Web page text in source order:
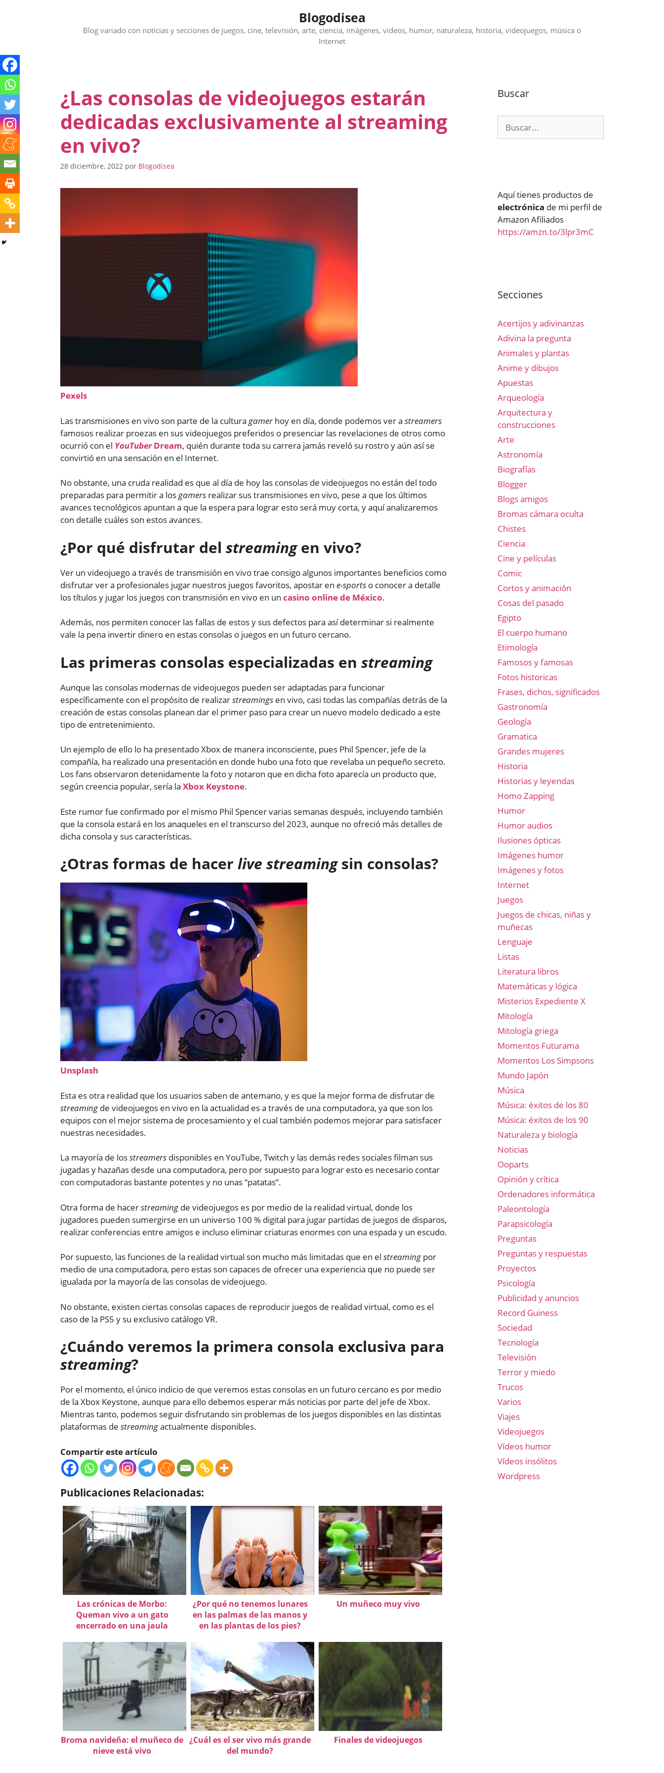
Blogodisea
Blog variado con noticias y secciones de juegos, cine, televisión, arte, ciencia, imágenes, videos, humor, naturaleza, historia, videojuegos, música o
Internet
¿Las consolas de videojuegos estarán
dedicadas exclusivamente al streaming
en vivo?
28 diciembre, 2022 por Blogodisea
Pexels
Las transmisiones en vivo son parte de la cultura gamerhoy en día, donde podemos ver a streamers
famosos realizar proezas en sus videojuegos preferidos o presenciar las revelaciones de otros como
ocurrió con el YouTuberDream, quién durante toda su carrera jamás reveló su rostro y aún así se
convirtió en una sensación en el Internet.
No obstante, una cruda realidad es que al día de hoy las consolas de videojuegos no están del todo
preparadas para permitir a losgamers realizar sus transmisiones en vivo, pese a que los últimos
avances tecnológicos apuntan a que la espera para lograr esto será muy corta, y aquí analizaremos
con detalle cuáles son estos avances.
¿Por qué disfrutar del streamingen vivo?
Ver un videojuego a través de transmisión en vivo trae consigo algunos importantes beneficios como
disfrutar ver a profesionales jugar nuestros juegos favoritos, apostar en e-sports o conocer a detalle
los títulos y jugar los juegos con transmisión en vivo en un casino online de México.
Además, nos permiten conocer las fallas de estos y sus defectos para así determinar si realmente
vale la pena invertir dinero en estas consolas o juegos en un futuro cercano.
Las primeras consolas especializadas en streaming
Aunque las consolas modernas de videojuegos pueden ser adaptadas para funcionar
específicamente con el propósito de realizarstreamings en vivo, casi todas las compañías detrás de la
creación de estas consolas planean dar el primer paso para crear un nuevo modelo dedicado a este
tipo de entretenimiento.
Un ejemplo de ello lo ha presentado Xbox de manera inconsciente, pues Phil Spencer, jefe de la
compañía, ha realizado una presentación en donde hubo una foto que revelaba un pequeño secreto.
Los fans observaron detenidamente la foto y notaron que en dicha foto aparecía un producto que,
según creencia popular, sería la Xbox Keystone.
Este rumor fue confirmado por el mismo Phil Spencer varias semanas después, incluyendo también
que la consola estará en los anaqueles en el transcurso del 2023, aunque no ofreció más detalles de
dicha consola y sus características.
¿Otras formas de hacer live streamingsin consolas?
Unsplash
Esta es otra realidad que los usuarios saben de antemano, y es que la mejor forma de disfrutar de
streaming de videojuegos en vivo en la actualidad es a través de una computadora, ya que son los
equipos con el mejor sistema de procesamiento y el cual también podemos mejorar para satisfacer
nuestras necesidades.
La mayoría de losstreamers disponibles en YouTube, Twitch y las demás redes sociales filman sus
jugadas y hazañas desde una computadora, pero por supuesto para lograr esto es necesario contar
con computadoras bastante potentes y no unas “patatas”.
Otra forma de hacerstreaming de videojuegos es por medio de la realidad virtual, donde los
jugadores pueden sumergirse en un universo 100 % digital para jugar partidas de juegos de disparos,
realizar conferencias entre amigos e incluso eliminar criaturas enormes con una espada y un escudo.
Por supuesto, las funciones de la realidad virtual son mucho más limitadas que en el streaming por
medio de una computadora, pero estas son capaces de ofrecer una experiencia que no puede ser
igualada por la mayoría de las consolas de videojuego.
No obstante, existen ciertas consolas capaces de reproducir juegos de realidad virtual, como es el
caso de la PS5 y su exclusivo catálogo VR.
¿Cuándo veremos la primera consola exclusiva para
streaming?
Por el momento, el único indicio de que veremos estas consolas en un futuro cercano es por medio
de la Xbox Keystone, aunque para ello debemos esperar más noticias por parte del jefe de Xbox.
Mientras tanto, podemos seguir disfrutando sin problemas de los juegos disponibles en las distintas
plataformas de streamingactualmente disponibles.
Compartir este artículo
Publicaciones Relacionadas:
Las crónicas de Morbo:
Queman vivo a un gato
encerrado en una jaula
¿Por qué no tenemos lunares
en las palmas de las manos y
en las plantas de los pies?
Un muñeco muy vivo
Broma navideña: el muñeco de
nieve está vivo
¿Cuál es el ser vivo más grande
del mundo?
Finales de videojuegos
Buscar
Aquí tienes productos de
electrónica de mi perfil de
Amazon Afiliados
https://amzn.to/3lpr3mC
Secciones
Acertijos y adivinanzas
Adivina la pregunta
Animales y plantas
Anime y dibujos
Apuestas
Arqueología
Arquitectura y
construcciones
Arte
Astronomía
Biografías
Blogger
Blogs amigos
Bromas cámara oculta
Chistes
Ciencia
Cine y películas
Comic
Cortos y animación
Cosas del pasado
Egipto
El cuerpo humano
Etimología
Famosos y famosas
Fotos historicas
Frases, dichos, significados
Gastronomía
Geología
Gramatica
Grandes mujeres
Historia
Historias y leyendas
Homo Zapping
Humor
Humor audios
Ilusiones ópticas
Imágenes humor
Imágenes y fotos
Internet
Juegos
Juegos de chicas, niñas y
muñecas
Lenguaje
Listas
Literatura libros
Matemáticas y lógica
Misterios Expediente X
Mitología
Mitología griega
Momentos Futurama
Momentos Los Simpsons
Mundo Japón
Música
Música: éxitos de los 80
Música: éxitos de los 90
Naturaleza y biología
Noticias
Ooparts
Opinión y crítica
Ordenadores informática
Paleontología
Parapsicología
Preguntas
Preguntas y respuestas
Proyectos
Psicología
Publicidad y anuncios
Record Guiness
Sociedad
Tecnología
Televisión
Terror y miedo
Trucos
Varios
Viajes
Videojuegos
Vídeos humor
Vídeos insólitos
Wordpress